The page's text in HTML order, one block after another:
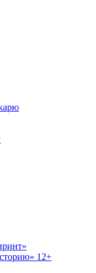
12+